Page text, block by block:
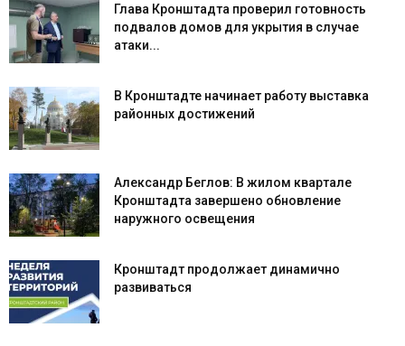
Глава Кронштадта проверил готовность
подвалов домов для укрытия в случае
атаки...
В Кронштадте начинает работу выставка
районных достижений
Александр Беглов: В жилом квартале
Кронштадта завершено обновление
наружного освещения
Кронштадт продолжает динамично
развиваться